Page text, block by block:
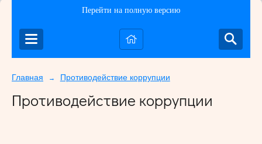
Перейти на полную версию
Главная → Противодействие коррупции
Противодействие коррупции